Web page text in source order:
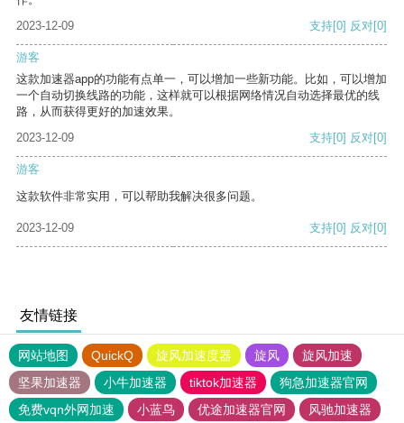
2023-12-09
支持[0] 反对[0]
游客
这款加速器app的功能有点单一，可以增加一些新功能。比如，可以增加
一个自动切换线路的功能，这样就可以根据网络情况自动选择最优的线
路，从而获得更好的加速效果。
2023-12-09
支持[0] 反对[0]
游客
这款软件非常实用，可以帮助我解决很多问题。
2023-12-09 支持[0] 反对[0]
友情链接
网站地图 QuickQ 旋风加速度器 旋风
旋风加速
坚果加速器
小牛加速器 tiktok加速器
狗急加速器官网
免费vqn外网加速
小蓝鸟 优途加速器官网
风驰加速器